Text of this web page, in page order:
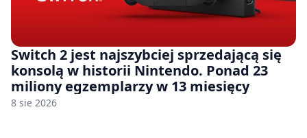
Switch 2 jest najszybciej sprzedającą się
konsolą w historii Nintendo. Ponad 23
miliony egzemplarzy w 13 miesięcy
8 sie 2026